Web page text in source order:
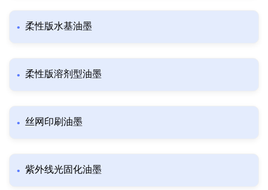
柔性版水基油墨
柔性版溶剂型油墨
丝网印刷油墨
紫外线光固化油墨